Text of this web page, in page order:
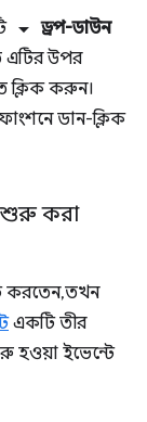
arrow_drop_down ড্রপ-ডাউন
এটির উপর
ক্লিক করুন।
ফাংশনে ডান-ক্লিক
শুরু করা
করতেন, তখন
একটি তীর
হওয়া ইভেন্টে